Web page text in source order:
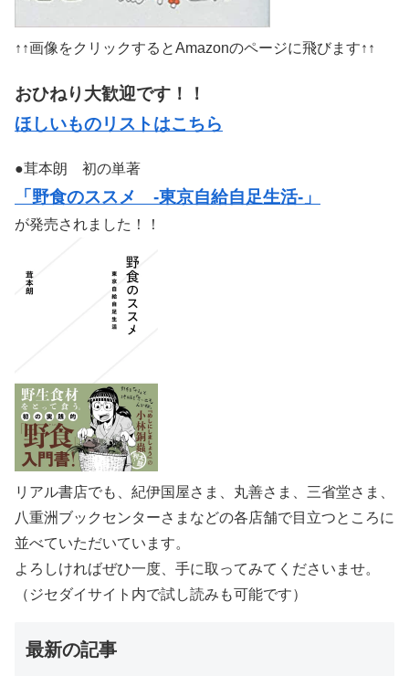
↑↑画像をクリックするとAmazonのページに飛びます↑↑
おひねり大歓迎です！！
ほしいものリストはこちら
●茸本朗 初の単著
「野食のススメ -東京自給自足生活-」
が発売されました！！
リアル書店でも、紀伊国屋さま、丸善さま、三省堂さま、
八重洲ブックセンターさまなどの各店舗で目立つところに
並べていただいています。
よろしければぜひ一度、手に取ってみてくださいませ。
（ジセダイサイト内で試し読みも可能です）
最新の記事